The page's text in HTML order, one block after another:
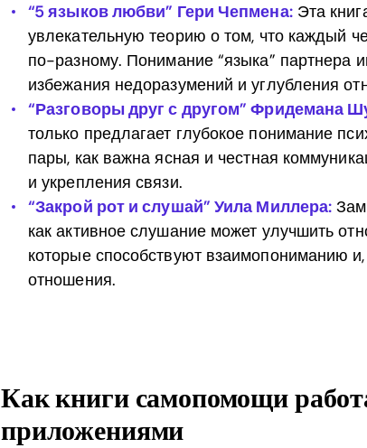
“5 языков любви” Гери Чепмена:Эта
увлекательную теорию о том, что каждый
по-разному. Понимание “языка” партнера
избежания недоразумений и углубления
“Разговоры друг с другом” Фридемана
только предлагает глубокое понимание
пары, как важна ясная и честная
и укрепления связи.
“Закрой рот и слушай” Уила Миллера:
как активное слушание может улучшить
которые способствуют взаимопониманию
отношения.
Как книги самопомощи
приложениями